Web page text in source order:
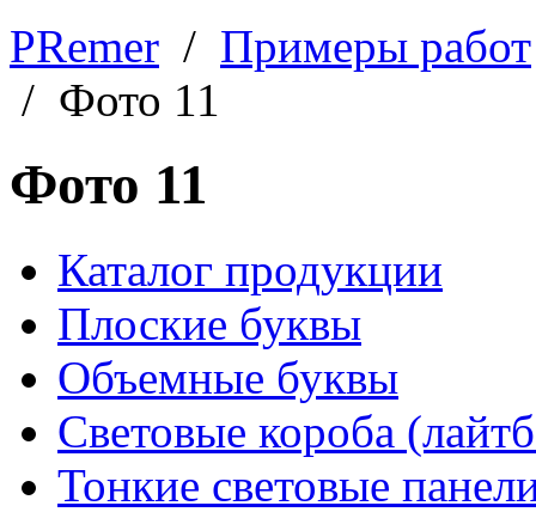
PRemer / Примеры работ
/ Фото 11
Фото 11
Каталог продукции
Плоские буквы
Объемные буквы
Световые короба
Тонкие световые